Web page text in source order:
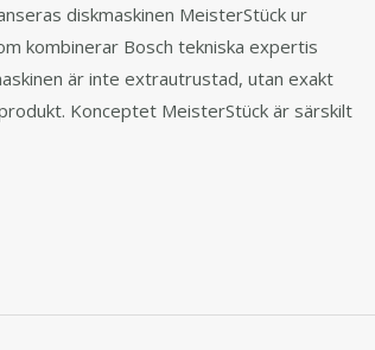
diskmaskinen MeisterStück ur
kombinerar Bosch tekniska expertis
är inte extrautrustad, utan exakt
Konceptet MeisterStück är särskilt